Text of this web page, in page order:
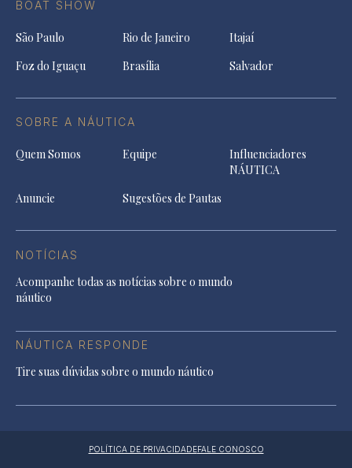
BOAT SHOW
São Paulo Rio de Janeiro
Itajaí
Foz do Iguaçu
Brasília Salvador
SOBRE A NÁUTICA
Quem Somos Equipe
Influenciadores
NÁUTICA
Anuncie
Sugestões de Pautas
NOTÍCIAS
Acompanhe todas as notícias sobre o mundo
náutico
NÁUTICA RESPONDE
Tire suas dúvidas sobre o mundo náutico
POLÍTICA DE PRIVACIDADEFALE CONOSCO